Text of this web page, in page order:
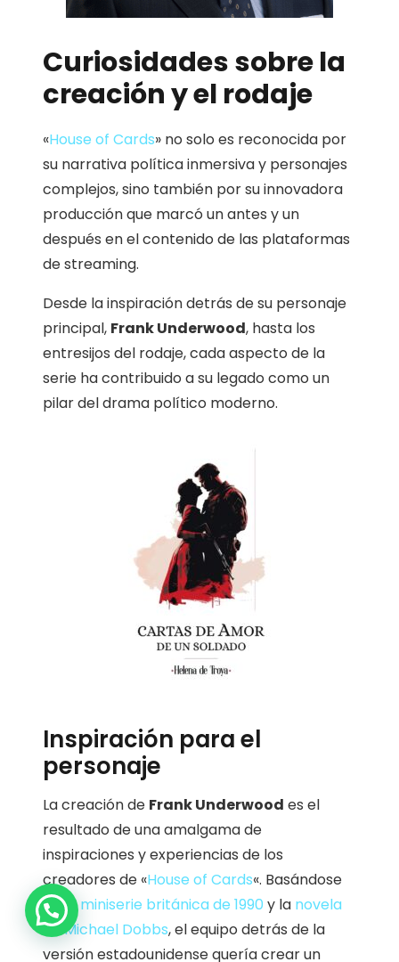
Curiosidades sobre la
creación y el rodaje
«House of Cards» no solo es reconocida por
su narrativa política inmersiva y personajes
complejos, sino también por su innovadora
producción que marcó un antes y un
después en el contenido de las plataformas
de streaming.
Desde la inspiración detrás de su personaje
principal, Frank Underwood, hasta los
entresijos del rodaje, cada aspecto de la
serie ha contribuido a su legado como un
pilar del drama político moderno.
Inspiración para el
personaje
La creación de Frank Underwood es el
resultado de una amalgama de
inspiraciones y experiencias de los
creadores de «House of Cards«. Basándose
en laminiserie británica de 1990 y la novela
de Michael Dobbs, el equipo detrás de la
versión estadounidense quería crear un
1